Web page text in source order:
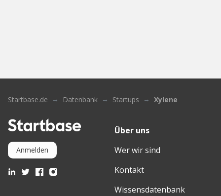
Startbase.de Datenbank Startups Xylene
Anmelden
Über uns
Wer wir sind
Kontakt
Wissensdatenbank